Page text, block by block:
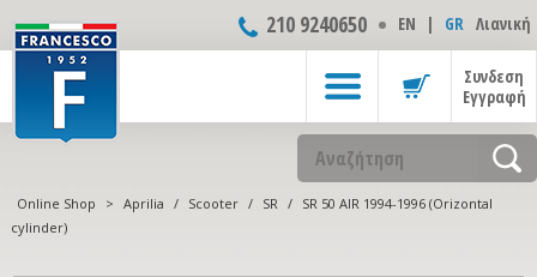
210 9240650 ΕΝ | GR Λιανική
Συνδεση
Εγγραφή
Online Shop > Aprilia / Scooter / SR / SR 50 AIR 1994-1996 (Orizontal
cylinder)